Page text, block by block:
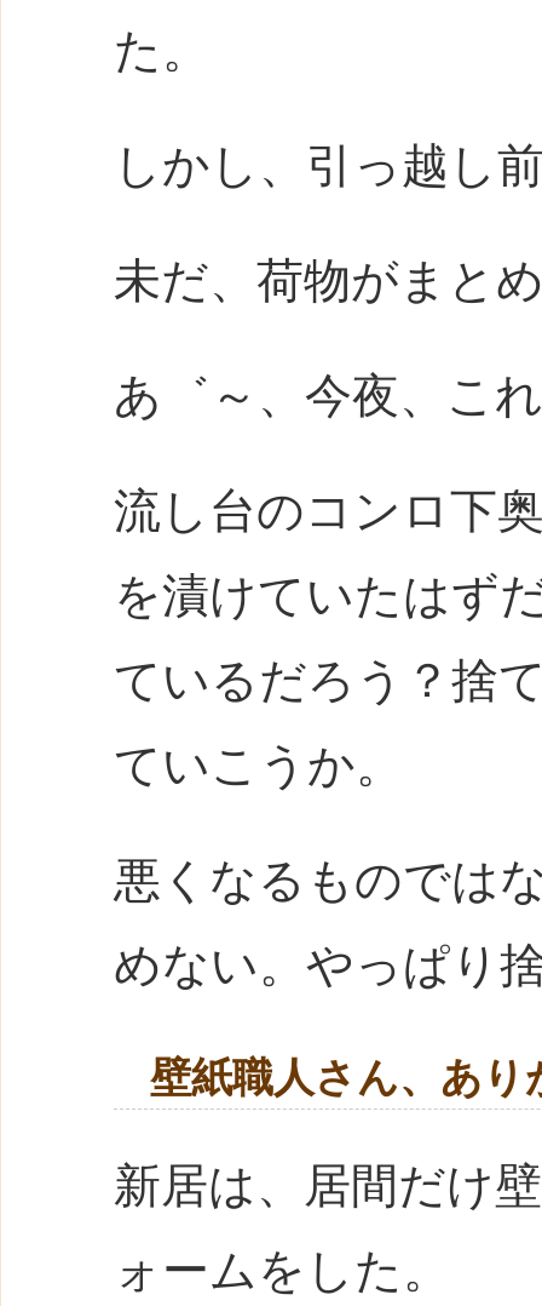
た。
しかし、引っ越し
未だ、荷物がまと
あ゛～、今夜、こ
流し台のコンロ下
を漬けていたはず
ているだろう？捨
ていこうか。
悪くなるものでは
めない。やっぱり
壁紙職人さん、あり
新居は、居間だけ
ォームをした。